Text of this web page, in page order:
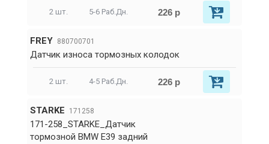
2 шт. 5-6 Раб.Дн. 226 р
FREY 880700701
Датчик износа тормозных колодок
2 шт. 4-5 Раб.Дн. 226 р
STARKE 171258
171-258_STARKE_Датчик
тормозной BMW Е39 задний